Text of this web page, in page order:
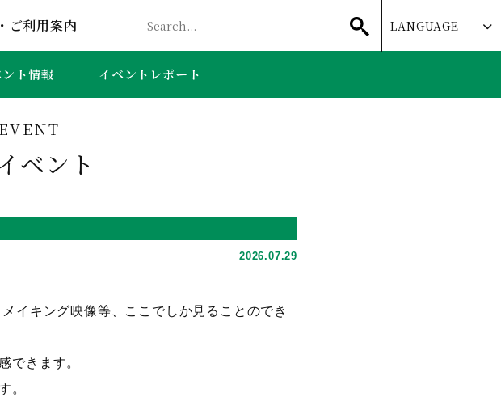
ト情報 イベントレポート
ご利用案内 LANGUAGE
ベント
2026.07.29
イキング映像等、ここでしか見ることのでき
できます。
。